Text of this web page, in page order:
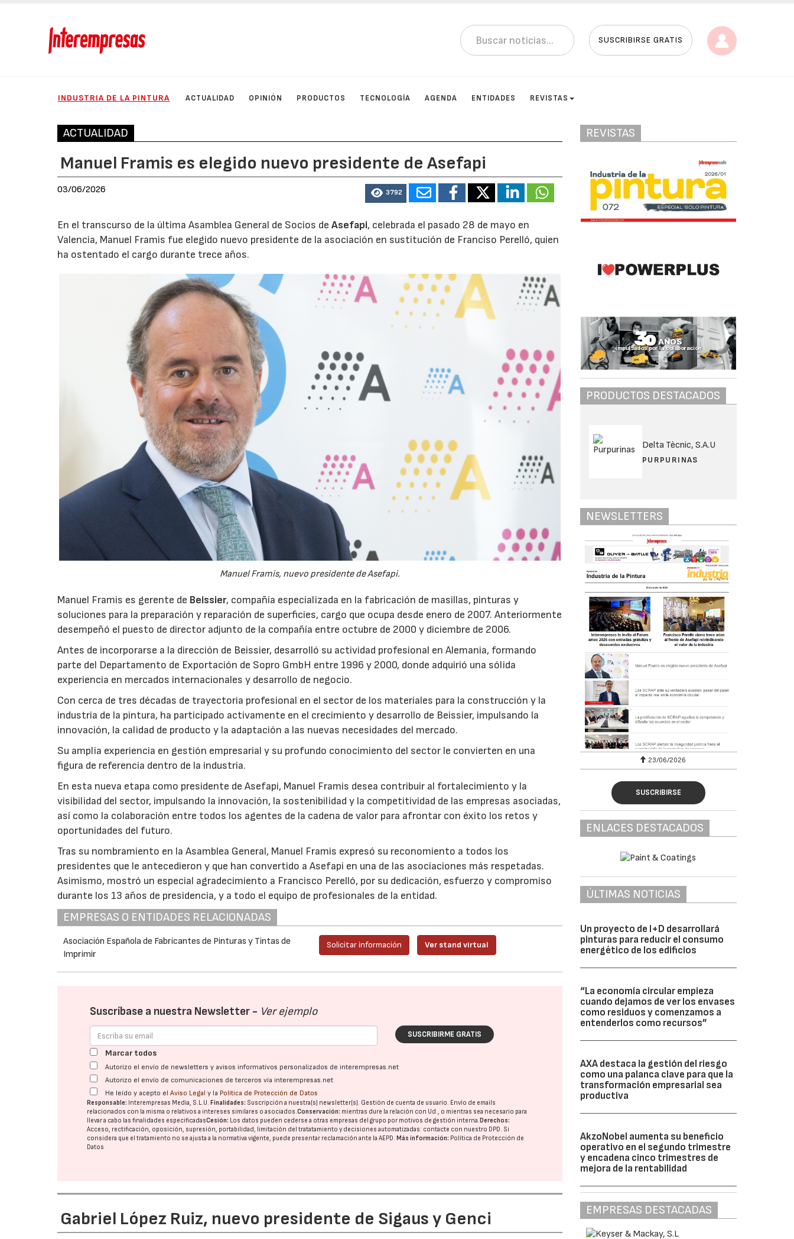
SUSCRIBIRSE GRATIS
INDUSTRIA DE LA PINTURA ACTUALIDAD OPINIÓN PRODUCTOS TECNOLOGÍA AGENDA ENTIDADES REVISTAS
ACTUALIDAD
Manuel Framis es elegido nuevo presidente de Asefapi
03/06/2026 3792
En el transcurso de la última Asamblea General de Socios deAsefapi, celebrada el pasado 28 de mayo en
Valencia, Manuel Framis fue elegido nuevo presidente de la asociación en sustitución de Franciso Perelló, quien
ha ostentado el cargo durante trece años.
Manuel Framis, nuevo presidente de Asefapi.
Manuel Framis es gerente de Beissier, compañía especializada en la fabricación de masillas, pinturas y
soluciones para la preparación y reparación de superficies, cargo que ocupa desde enero de 2007. Anteriormente
desempeñó el puesto de director adjunto de la compañía entre octubre de 2000 y diciembre de 2006.
Antes de incorporarse a la dirección de Beissier, desarrolló su actividad profesional en Alemania, formando
parte del Departamento de Exportación de Sopro GmbH entre 1996 y 2000, donde adquirió una sólida
experiencia en mercados internacionales y desarrollo de negocio.
Con cerca de tres décadas de trayectoria profesional en el sector de los materiales para la construcción y la
industria de la pintura, ha participado activamente en el crecimiento y desarrollo de Beissier, impulsando la
innovación, la calidad de producto y la adaptación a las nuevas necesidades del mercado.
Su amplia experiencia en gestión empresarial y su profundo conocimiento del sector le convierten en una
figura de referencia dentro de la industria.
En esta nueva etapa como presidente de Asefapi, Manuel Framis desea contribuir al fortalecimiento y la
visibilidad del sector, impulsando la innovación, la sostenibilidad y la competitividad de las empresas asociadas,
así como la colaboración entre todos los agentes de la cadena de valor para afrontar con éxito los retos y
oportunidades del futuro.
Tras su nombramiento en la Asamblea General, Manuel Framis expresó su reconomiento a todos los
presidentes que le antecedieron y que han convertido a Asefapi en una de las asociaciones más respetadas.
Asimismo, mostró un especial agradecimiento a Francisco Perelló, por su dedicación, esfuerzo y compromiso
durante los 13 años de presidencia, y a todo el equipo de profesionales de la entidad.
EMPRESAS O ENTIDADES RELACIONADAS
Asociación Española de Fabricantes de Pinturas y Tintas de
Imprimir
Solicitar información Ver stand virtual
Suscríbase a nuestra Newsletter - Ver ejemplo
SUSCRIBIRME GRATIS
Marcar todos
Autorizo el envío de newsletters y avisos informativos personalizados de interempresas.net
Autorizo el envío de comunicaciones de terceros vía interempresas.net
He leído y acepto elAviso Legal y la Política de Protección de Datos
Responsable: Interempresas Media, S.L.U. Finalidades: Suscripción a nuestra(s) newsletter(s). Gestión de cuenta de usuario. Envío de emails
relacionados con la misma o relativos a intereses similares o asociados.Conservación: mientras dure la relación con Ud., o mientras sea necesario para
llevar a cabo las finalidades especificadasCesión: Los datos pueden cederse a otras empresas del grupo por motivos de gestión interna. Derechos:
Acceso, rectificación, oposición, supresión, portabilidad, limitación del tratatamiento y decisiones automatizadas: contacte con nuestro DPD. Si
considera que el tratamiento no se ajusta a la normativa vigente, puede presentar reclamación ante laAEPD. Más información: Política de Protección de
Datos
Gabriel López Ruiz, nuevo presidente de Sigaus y Genci
REVISTAS
PRODUCTOS DESTACADOS
Delta Tècnic, S.A.U
PURPURINAS
NEWSLETTERS
23/06/2026
SUSCRIBIRSE
ENLACES DESTACADOS
ÚLTIMAS NOTICIAS
Un proyecto de I+D desarrollará
pinturas para reducir el consumo
energético de los edificios
“La economía circular empieza
cuando dejamos de ver los envases
como residuos y comenzamos a
entenderlos como recursos”
AXA destaca la gestión del riesgo
como una palanca clave para que la
transformación empresarial sea
productiva
AkzoNobel aumenta su beneficio
operativo en el segundo trimestre
y encadena cinco trimestres de
mejora de la rentabilidad
EMPRESAS DESTACADAS